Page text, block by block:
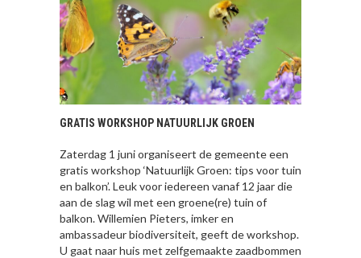
GRATIS WORKSHOP NATUURLIJK GROEN
Zaterdag 1 juni organiseert de gemeente een
gratis workshop ‘Natuurlijk Groen: tips voor tuin
en balkon’. Leuk voor iedereen vanaf 12 jaar die
aan de slag wil met een groene(re) tuin of
balkon. Willemien Pieters, imker en
ambassadeur biodiversiteit, geeft de workshop.
U gaat naar huis met zelfgemaakte zaadbommen